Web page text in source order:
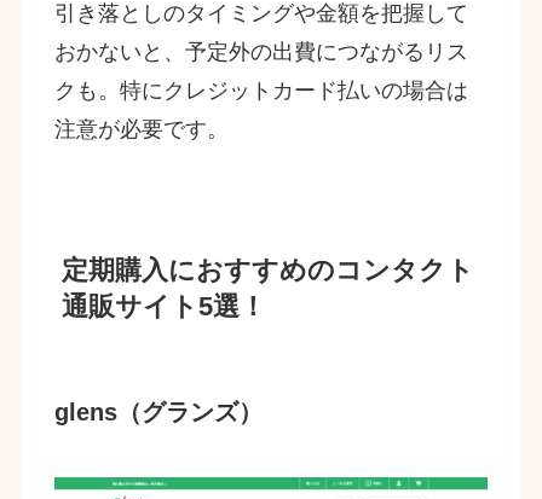
引き落としのタイミングや金額を把握して
おかないと、予定外の出費につながるリス
クも。特にクレジットカード払いの場合は
注意が必要です。
定期購入におすすめのコンタクト
通販サイト5選！
glens（グランズ）